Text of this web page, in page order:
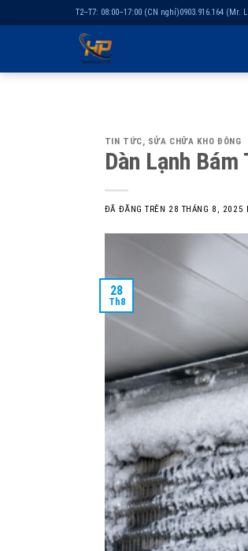
T2–T7: 08:00–17:00 (CN nghỉ)0903.916.164 (Mr.
TIN TỨC, SỬA CHỮA KHO ĐÔNG
Dàn Lạnh
ĐÃ ĐĂNG TRÊN 28 THÁNG 8, 2025
28
Th8